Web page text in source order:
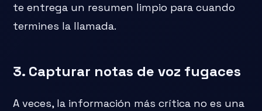
te entrega un resumen limpio para cuando
termines la llamada.
3. Capturar notas de voz fugaces
A veces, la información más crítica no es una